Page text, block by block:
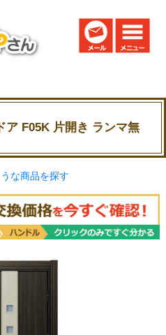
ア F05K 片開き ランマ無
な商品を探す